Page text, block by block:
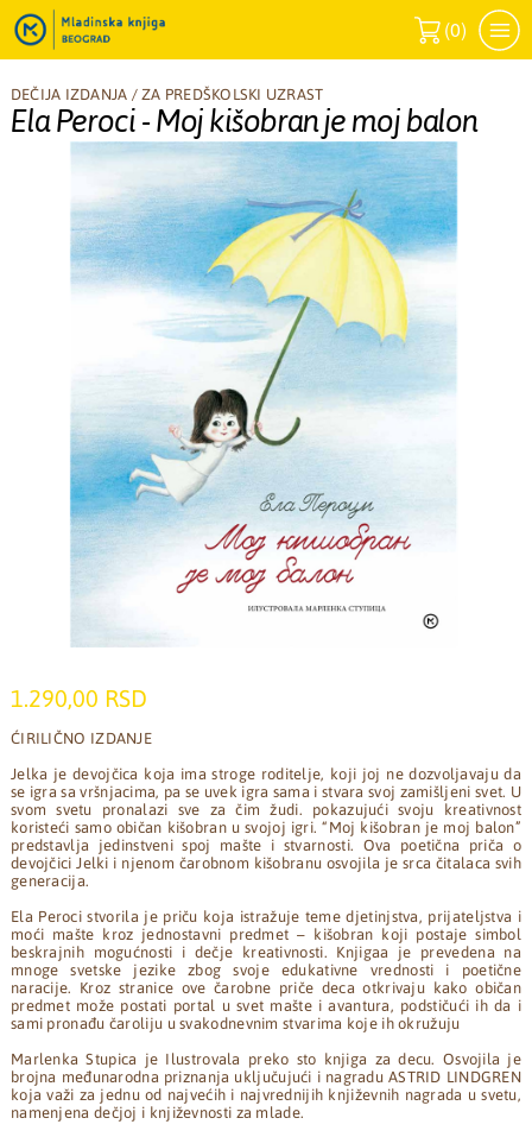
(0)
DEČIJA IZDANJA /ZA PREDŠKOLSKI UZRAST
Ela Peroci - Moj kišobran je moj balon
1.290,00 RSD
ĆIRILIČNO IZDANJE
Jelka je devojčica koja ima stroge roditelje, koji joj ne dozvoljavaju da
se igra sa vršnjacima, pa se uvek igra sama i stvara svoj zamišljeni svet. U
svom svetu pronalazi sve za čim žudi. pokazujući svoju kreativnost
koristeći samo običan kišobran u svojoj igri. “Moj kišobran je moj balon”
predstavlja jedinstveni spoj mašte i stvarnosti. Ova poetična priča o
devojčici Jelki i njenom čarobnom kišobranu osvojila je srca čitalaca svih
generacija.
Ela Peroci stvorila je priču koja istražuje teme djetinjstva, prijateljstva i
moći mašte kroz jednostavni predmet – kišobran koji postaje simbol
beskrajnih mogućnosti i dečje kreativnosti. Knjigaa je prevedena na
mnoge svetske jezike zbog svoje edukativne vrednosti i poetične
naracije. Kroz stranice ove čarobne priče deca otkrivaju kako običan
predmet može postati portal u svet mašte i avantura, podstičući ih da i
sami pronađu čaroliju u svakodnevnim stvarima koje ih okružuju
Marlenka Stupica je Ilustrovala preko sto knjiga za decu. Osvojila je
brojna međunarodna priznanja uključujući i nagradu ASTRID LINDGREN
koja važi za jednu od najvećih i najvrednijih književnih nagrada u svetu,
namenjena dečjoj i književnosti za mlade.